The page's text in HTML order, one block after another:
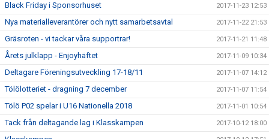
Black Friday i Sponsorhuset 2017-11-23 12:53
Nya materialleverantörer och nytt samarbetsavtal 2017-11-22 21:53
Gräsroten - vi tackar våra supportrar! 2017-11-21 11:48
Årets julklapp - Enjoyhäftet 2017-11-09 10:34
Deltagare Föreningsutveckling 17-18/11 2017-11-07 14:12
Tölölotteriet - dragning 7 december 2017-11-07 11:54
Tölö P02 spelar i U16 Nationella 2018 2017-11-01 10:54
Tack från deltagande lag i Klasskampen 2017-10-12 18:00